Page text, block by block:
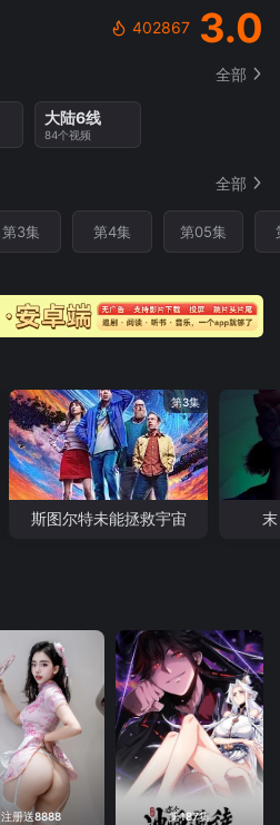
402867 3.0
全部
大陆6线
84个视频
全部
第3集 第4集 第05集
第3集
斯图尔特未能拯救宇宙
注册送8888 第187集